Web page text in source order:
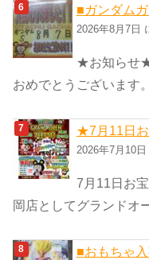
■ガンダム
2026年8月7日
★お知らせ★
おめでとうございます。
★7月11日お
2026年7月10
7月11日お
岡店としてグランドオ
■おもちゃ